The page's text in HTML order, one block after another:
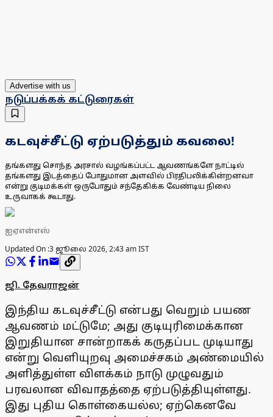
Advertise with us
நடுப்பக்கக் கட்டுரைகள்
கடவுச்சீட்டு ஏற்படுத்தும் கவலை!
தங்களது சொந்த அரசால் வழங்கப்பட்ட ஆவணங்களே நாட்டில்
தங்களது இடத்தைப் போதுமான அளவில் பிரதிபலிக்கின்றனவா
என்று குடிமக்கள் ஒருபோதும் சந்தேகிக்க வேண்டிய நிலை
உருவாகக் கூடாது.
ஐஏஎன்எஸ்
Updated On :3 ஜூலை 2026, 2:43 am IST
ஜி. தேவராஜன்
இந்திய கடவுச்சீட்டு என்பது வெறும் பயண
ஆவணம் மட்டுமே; அது குடியுரிமைக்கான
இறுதியான சான்றாகக் கருதப்பட முடியாது
என்று வெளியுறவு அமைச்சகம் அண்மையில்
அளித்துள்ள விளக்கம் நாடு முழுவதும்
பரவலான விவாதத்தை ஏற்படுத்தியுள்ளது.
இது புதிய கொள்கையல்ல; ஏற்கெனவே